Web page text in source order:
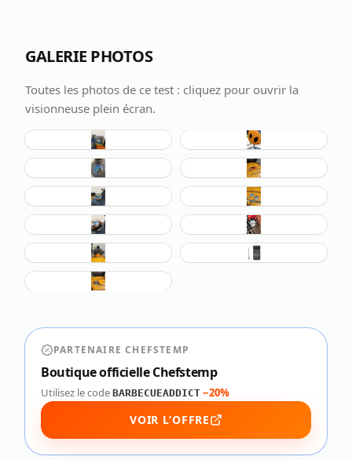
GALERIE PHOTOS
Toutes les photos de ce test : cliquez pour ouvrir la
visionneuse plein écran.
PARTENAIRE CHEFSTEMP
Boutique officielle Chefstemp
Utilisez le code BARBECUEADDICT −20%
VOIR L’OFFRE